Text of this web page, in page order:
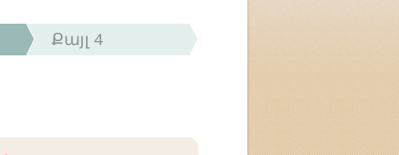
Քայլ 4